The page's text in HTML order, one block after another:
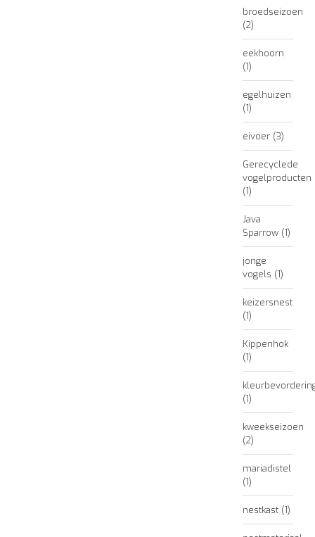
broedseizoen
(2)
eekhoorn
(1)
egelhuizen
(1)
eivoer (3)
Gerecyclede
vogelproducten
(1)
Java
Sparrow (1)
jonge
vogels (1)
keizersnest
(1)
Kippenhok
(1)
(1)
kweekseizoen
(2)
mariadistel
(1)
nestkast (1)